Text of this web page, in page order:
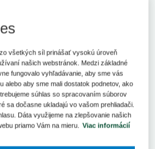
- Na ministerku zdravotníctva
garanciu platov obracia po
odborový zväz zdravotníctva
Jeho predseda Anton Szalay zaslal
požaduje riešenie pre všetkých
a to cez jednu spoločnú legislatívu.
ešte vlani ubezpečila, že počas
návrh zákona o odmeňovaní
zariadení, ktorý bude
všetkých síl prinášať vysokú úroveň
našich webstránok. Medzi základné
fungovalo vyhľadávanie, aby sme vás
alebo aby sme mali dostatok podnetov, ako
súhlas so spracovaním súborov
sa dočasne ukladajú vo vašom prehliadači.
Dáta využijeme na zlepšovanie našich
priamo Vám na mieru. Viac informácií